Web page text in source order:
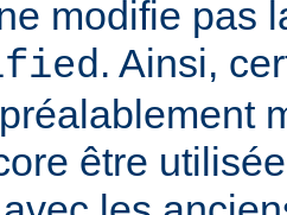
modifie pas
. Ainsi,
être